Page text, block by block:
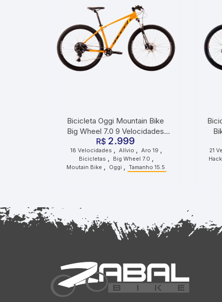
Bicicleta Oggi Mountain Bike
Big Wheel 7.0 9 Velocidades
Cues Grafite Laranja Preto
R$ 2.999
18 Velocidades , Alívio , Aro 19 ,
Bicicletas , Big Wheel 7.0 ,
Moutain Bike , Oggi , Tamanho 15.5
21